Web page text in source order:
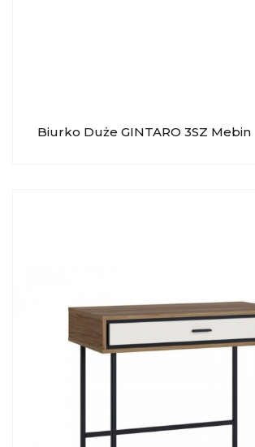
Biurko Duże GINTARO 3SZ Mebin